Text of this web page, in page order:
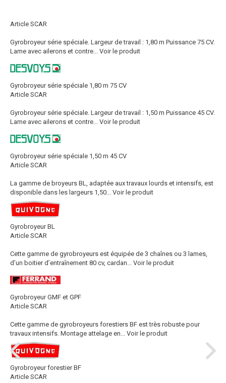
Article SCAR
Gyrobroyeur série spéciale. Largeur de travail : 1,80 m Puissance 75 CV.
Lame avec ailerons et contre... Voir le produit
Gyrobroyeur série spéciale 1,80 m 75 CV
Article SCAR
Gyrobroyeur série spéciale. Largeur de travail : 1,50 m Puissance 45 CV.
Lame avec ailerons et contre... Voir le produit
Gyrobroyeur série spéciale 1,50 m 45 CV
Article SCAR
La gamme de broyeurs BL, adaptée aux travaux lourds et intensifs, est
disponible dans les largeurs 1,50... Voir le produit
Gyrobroyeur BL
Article SCAR
Cette gamme de gyrobroyeurs est équipée de 3 chaînes ou 3 lames,
d’un boitier d’entraînement 80 cv, cardan... Voir le produit
Gyrobroyeur GMF et GPF
Article SCAR
Cette gamme de gyrobroyeurs forestiers BF est très robuste pour
travaux intensifs. Montage attelage en... Voir le produit
Gyrobroyeur forestier BF
Article SCAR